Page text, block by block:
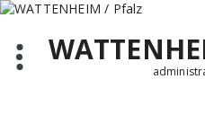
Zum
springen